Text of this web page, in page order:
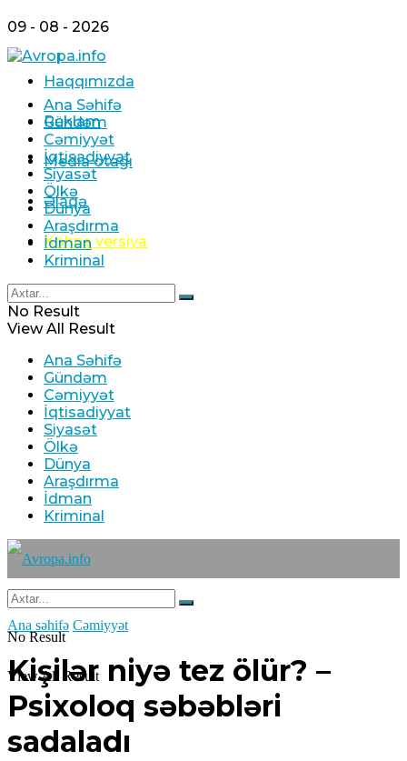
09 - 08 - 2026
Haqqımızda
Reklam
Media otağı
Əlaqə
Köhnə versiya
Ana Səhifə
Gündəm
Cəmiyyət
İqtisadiyyat
Siyasət
Ölkə
Dünya
Araşdırma
İdman
Kriminal
No Result
View All Result
Ana Səhifə
Gündəm
Cəmiyyət
İqtisadiyyat
Siyasət
Ölkə
Dünya
Araşdırma
İdman
Kriminal
No Result
View All Result
Ana səhifə Cəmiyyət
Kişilər niyə tez ölür? –
Psixoloq səbəbləri
sadaladı